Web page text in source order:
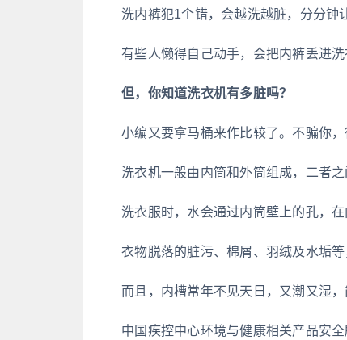
洗内裤犯1个错，会越洗越脏，分分钟
有些人懒得自己动手，会把内裤丢进
但，你知道洗衣机有多脏吗？
小编又要拿马桶来作比较了。不骗你
洗衣机一般由内筒和外筒组成，二者之
洗衣服时，水会通过内筒壁上的孔，在
衣物脱落的脏污、棉屑、羽绒及水垢
而且，内槽常年不见天日，又潮又湿
中国疾控中心环境与健康相关产品安